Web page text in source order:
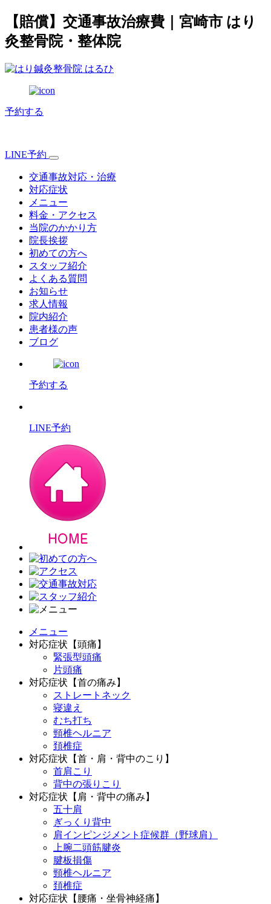
【賠償】交通事故治療費｜宮崎市 はり
灸整骨院・整体院
予約する
LINE予約
交通事故対応・治療
対応症状
メニュー
料金・アクセス
当院のかかり方
院長挨拶
初めての方へ
スタッフ紹介
よくある質問
お知らせ
求人情報
院内紹介
患者様の声
ブログ
予約する
LINE予約
メニュー
対応症状【頭痛】
緊張型頭痛
片頭痛
対応症状【首の痛み】
ストレートネック
寝違え
むち打ち
頸椎ヘルニア
頚椎症
対応症状【首・肩・背中のこり】
首肩こり
背中の張りこり
対応症状【肩・背中の痛み】
五十肩
ぎっくり背中
肩インピンジメント症候群（野球肩）
上腕二頭筋腱炎
腱板損傷
頸椎ヘルニア
頚椎症
対応症状【腰痛・坐骨神経痛】